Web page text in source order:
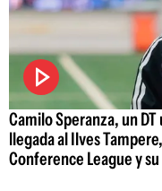
Camilo Speranza, un
llegada al Ilves
Conference League y